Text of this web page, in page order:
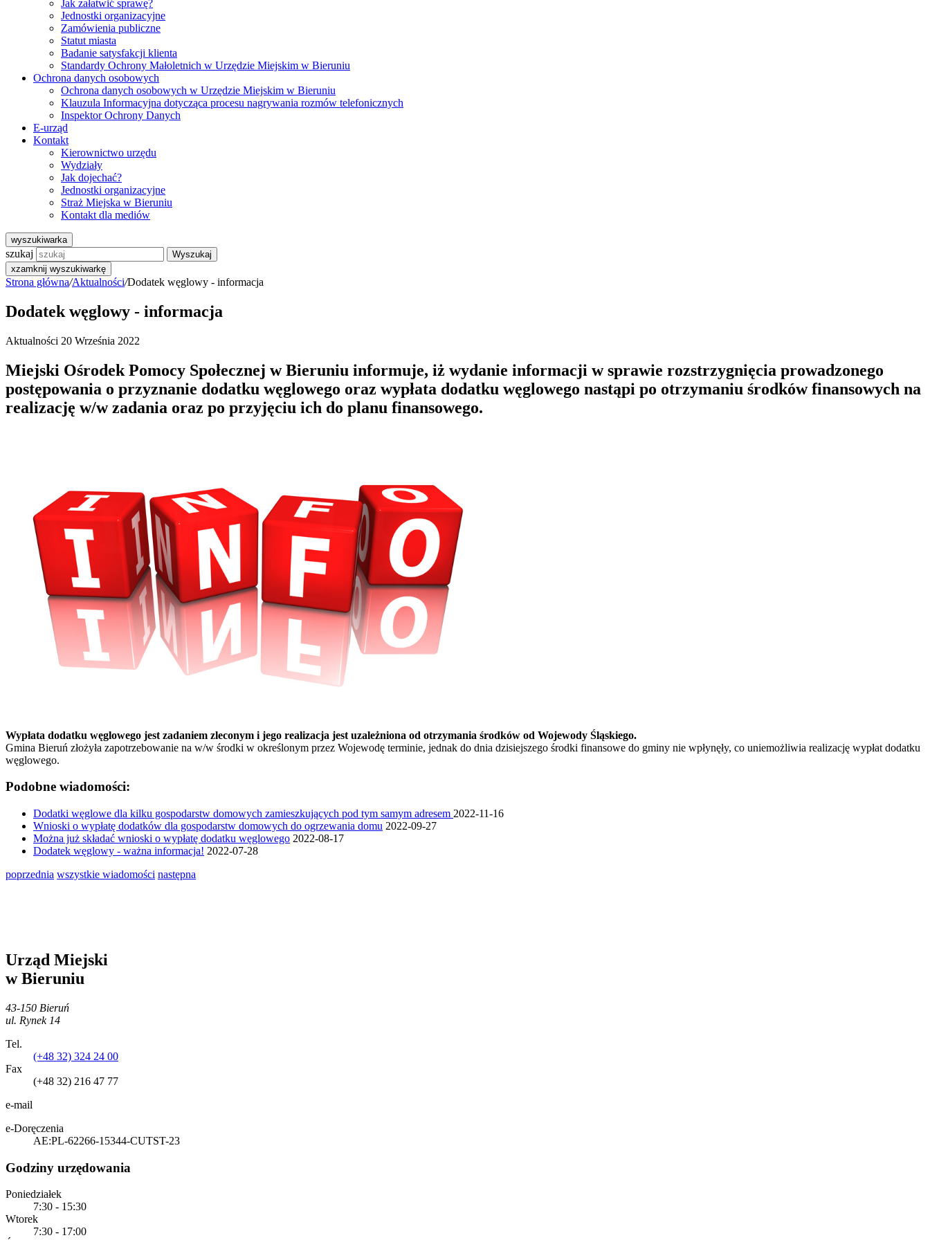
Jak załatwić sprawę?
Jednostki organizacyjne
Zamówienia publiczne
Statut miasta
Badanie satysfakcji klienta
Standardy Ochrony Małoletnich w Urzędzie Miejskim w Bieruniu
Ochrona danych osobowych
Ochrona danych osobowych w Urzędzie Miejskim w Bieruniu
Klauzula Informacyjna dotycząca procesu nagrywania rozmów telefonicznych
Inspektor Ochrony Danych
E-urząd
Kontakt
Kierownictwo urzędu
Wydziały
Jak dojechać?
Jednostki organizacyjne
Straż Miejska w Bieruniu
Kontakt dla mediów
wyszukiwarka
szukaj
Wyszukaj
xzamknij wyszukiwarkę
Strona główna/Aktualności/Dodatek węglowy - informacja
Dodatek węglowy - informacja
Aktualności 20 Września 2022
Miejski Ośrodek Pomocy Społecznej w Bieruniu informuje, iż wydanie informacji w sprawie rozstrzygnięcia prowadzonego
postępowania o przyznanie dodatku węglowego oraz wypłata dodatku węglowego nastąpi po otrzymaniu środków finansowych na
realizację w/w zadania oraz po przyjęciu ich do planu finansowego.
Wypłata dodatku węglowego jest zadaniem zleconym i jego realizacja jest uzależniona od otrzymania środków od Wojewody Śląskiego.
Gmina Bieruń złożyła zapotrzebowanie na w/w środki w określonym przez Wojewodę terminie, jednak do dnia dzisiejszego środki finansowe do gminy nie wpłynęły, co uniemożliwia realizację wypłat dodatku
węglowego.
Podobne wiadomości:
Dodatki węglowe dla kilku gospodarstw domowych zamieszkujących pod tym samym adresem 2022-11-16
Wnioski o wypłatę dodatków dla gospodarstw domowych do ogrzewania domu 2022-09-27
Można już składać wnioski o wypłatę dodatku węglowego 2022-08-17
Dodatek węglowy - ważna informacja! 2022-07-28
poprzednia wszystkie wiadomości następna
Urząd Miejski
w Bieruniu
43-150 Bieruń
ul. Rynek 14
Tel.
(+48 32) 324 24 00
Fax
(+48 32) 216 47 77
e-mail
e-Doręczenia
AE:PL-62266-15344-CUTST-23
Godziny urzędowania
Poniedziałek
7:30 - 15:30
Wtorek
7:30 - 17:00